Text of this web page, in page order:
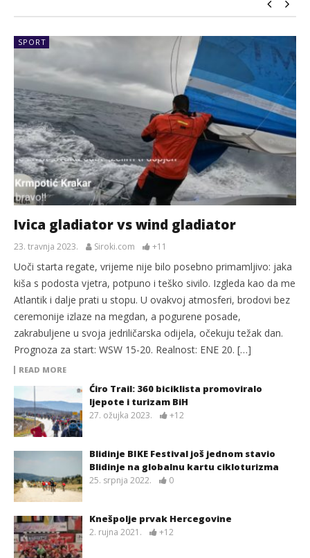
SPORT
Ivica gladiator vs wind gladiator
23. travnja 2023. Siroki.com +11
Uoči starta regate, vrijeme nije bilo posebno primamljivo: jaka
kiša s podosta vjetra, potpuno i teško sivilo. Izgleda kao da me
Atlantik i dalje prati u stopu. U ovakvoj atmosferi, brodovi bez
ceremonije izlaze na megdan, a pogurene posade,
zakrabuljene u svoja jedriličarska odijela, očekuju težak dan.
Prognoza za start: WSW 15-20. Realnost: ENE 20. […]
READ MORE
Ćiro Trail: 360 biciklista promoviralo
ljepote i turizam BiH
27. ožujka 2023. +12
Blidinje BIKE Festival još jednom stavio
Blidinje na globalnu kartu cikloturizma
25. srpnja 2022. 0
Knešpolje prvak Hercegovine
2. rujna 2021. +12